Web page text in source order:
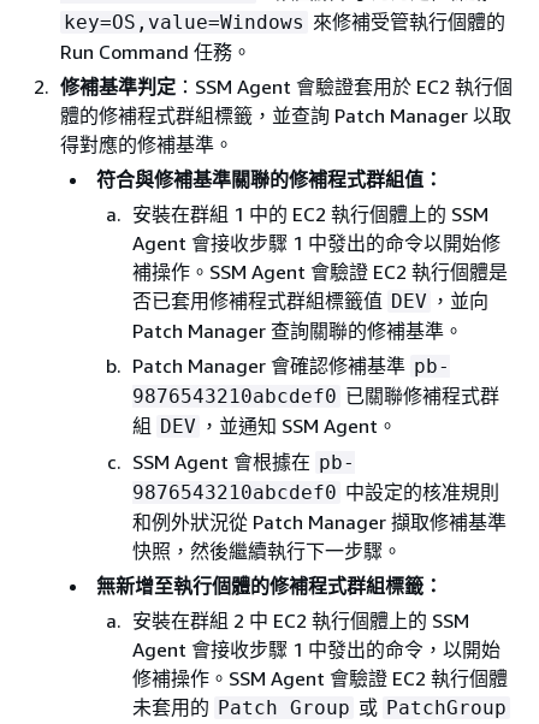
key=OS,value=Windows 來修補受管執行個體的
Run Command 任務。
修補基準判定 ：SSM Agent 會驗證套用於 EC2 執行個
體的修補程式群組標籤，並查詢 Patch Manager 以取
得對應的修補基準。
符合與修補基準關聯的修補程式群組值：
安裝在群組 1 中的 EC2 執行個體上的 SSM
Agent 會接收步驟 1 中發出的命令以開始修
補操作。SSM Agent 會驗證 EC2 執行個體是
否已套用修補程式群組標籤值 DEV ，並向
Patch Manager 查詢關聯的修補基準。
Patch Manager 會確認修補基準 pb-
9876543210abcdef0 已關聯修補程式群
組 DEV ，並通知 SSM Agent。
SSM Agent 會根據在 pb-
9876543210abcdef0 中設定的核准規則
和例外狀況從 Patch Manager 擷取修補基準
快照，然後繼續執行下一步驟。
無新增至執行個體的修補程式群組標籤：
安裝在群組 2 中 EC2 執行個體上的 SSM
Agent 會接收步驟 1 中發出的命令，以開始
修補操作。SSM Agent 會驗證 EC2 執行個體
未套用的 Patch Group 或 PatchGroup